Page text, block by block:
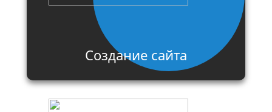
Создание сайта